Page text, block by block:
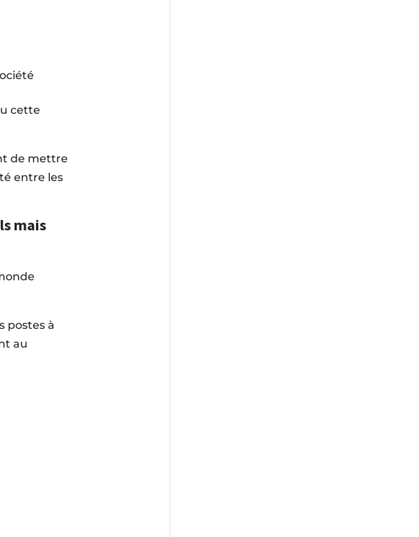
cette
de mettre
entre les
mais
postes à
au